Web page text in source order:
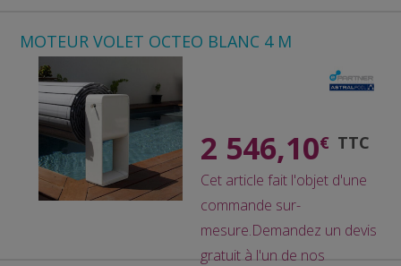
MOTEUR VOLET OCTEO BLANC 4 M
2 546,10€ TTC
Cet article fait l'objet d'une
commande sur-
mesure.Demandez un devis
gratuit à l'un de nos